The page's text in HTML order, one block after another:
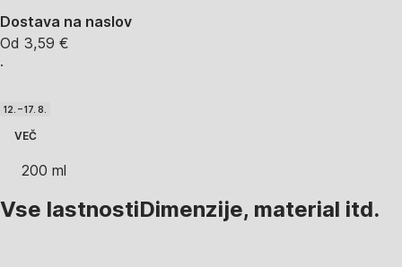
Dostava na naslov
Od 3,59 €
·
12. – 17. 8.
VEČ
200 ml
Vse lastnostiDimenzije, material itd.